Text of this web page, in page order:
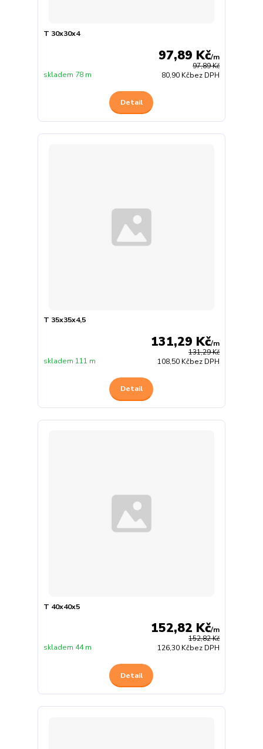
T 30x30x4
97,89 Kč
97,89 Kč/m
80,90 Kčbez DPH
skladem 78 m
Detail
T 35x35x4,5
131,29 Kč
131,29 Kč/m
108,50 Kčbez DPH
skladem 111 m
Detail
T 40x40x5
152,82 Kč
152,82 Kč/m
126,30 Kčbez DPH
skladem 44 m
Detail